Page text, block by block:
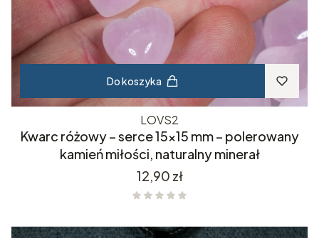
Do koszyka
LOVS2
Kwarc różowy – serce 15x15 mm – polerowany
kamień miłości, naturalny minerał
Cena
12,90 zł